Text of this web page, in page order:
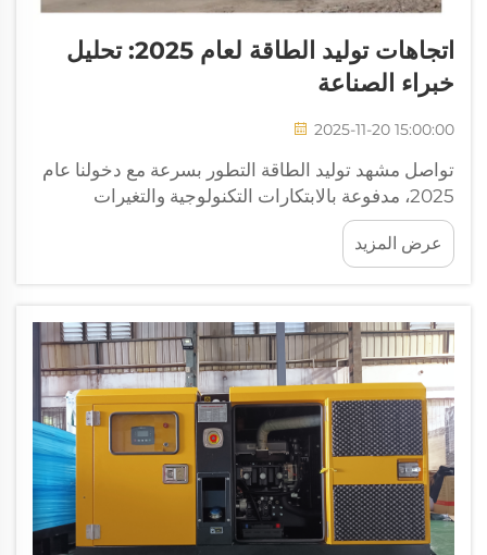
اتجاهات توليد الطاقة لعام 2025: تحليل
خبراء الصناعة
2025-11-20 15:00:00
تواصل مشهد توليد الطاقة التطور بسرعة مع دخولنا عام
2025، مدفوعة بالابتكارات التكنولوجية والتغيرات
التنظيمية والطلب المتزايد على حلول طاقة موثوقة.
ويلاحظ خبراء الصناعة تحولات غير مسبوقة في الطريقة
التي تُنتج بها المؤسسات الطاقة وتوزعها.
عرض المزيد